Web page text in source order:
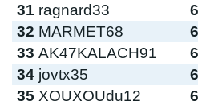
31 ragnard33
32 MARMET68
33 AK47KALACH91
34 jovtx35
35 XOUXOUdu12